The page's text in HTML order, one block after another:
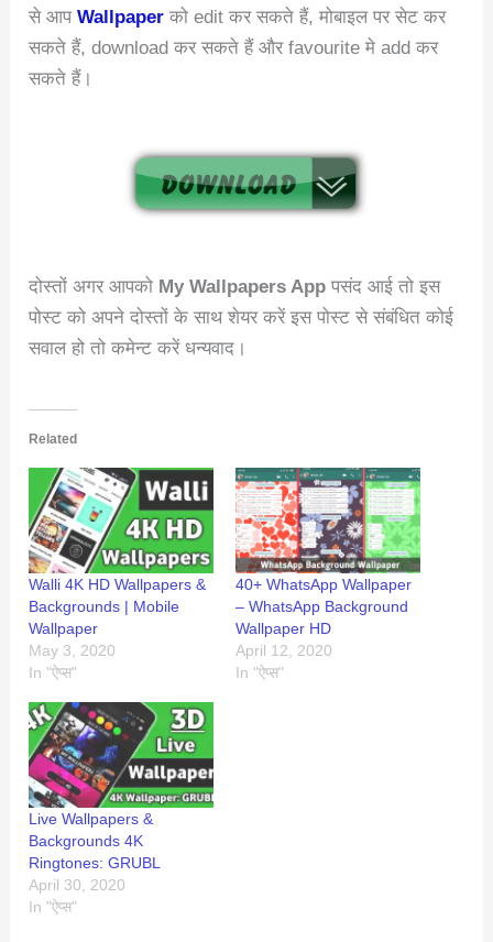
से आपWallpaper को edit कर सकते हैं, मोबाइल पर सेट कर
सकते हैं, download कर सकते हैं और favourite मे add कर
सकते हैं।
दोस्तों अगर आपको My Wallpapers App पसंद आई तो इस
पोस्ट को अपने दोस्तों के साथ शेयर करें इस पोस्ट से संबंधित कोई
सवाल हो तो कमेन्ट करें धन्यवाद।
Related
Walli 4K HD Wallpapers &
Backgrounds | Mobile
Wallpaper
May 3, 2020
In "ऐप्स"
40+ WhatsApp Wallpaper
– WhatsApp Background
Wallpaper HD
April 12, 2020
In "ऐप्स"
Live Wallpapers &
Backgrounds 4K
Ringtones: GRUBL
April 30, 2020
In "ऐप्स"